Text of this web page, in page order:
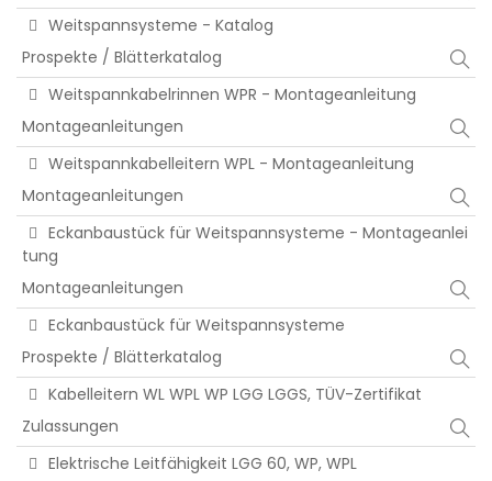
Weitspannsysteme - Katalog
Prospekte / Blätterkatalog
Weitspannkabelrinnen WPR - Montageanleitung
Montageanleitungen
Weitspannkabelleitern WPL - Montageanleitung
Montageanleitungen
Eckanbaustück für Weitspannsysteme - Montageanlei
tung
Montageanleitungen
Eckanbaustück für Weitspannsysteme
Prospekte / Blätterkatalog
Kabelleitern WL WPL WP LGG LGGS, TÜV-Zertifikat
Zulassungen
Elektrische Leitfähigkeit LGG 60, WP, WPL